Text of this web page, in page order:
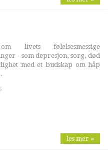
livets følelsesmessige
- som depresjon, sorg, død
med et budskap om håp
les mer »